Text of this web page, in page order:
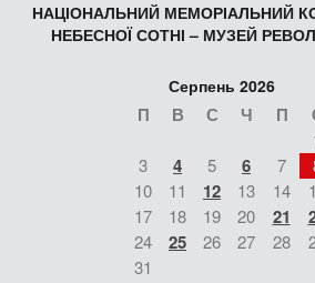
НАЦІОНАЛЬНИЙ МЕМОРІАЛЬНИЙ
НЕБЕСНОЇ СОТНІ – МУЗЕЙ
Серпень 2026
П В С Ч П
3 4 5 6 7
10
11 12 13 14
17
18 19 20 21
24
25 26 27 28
31